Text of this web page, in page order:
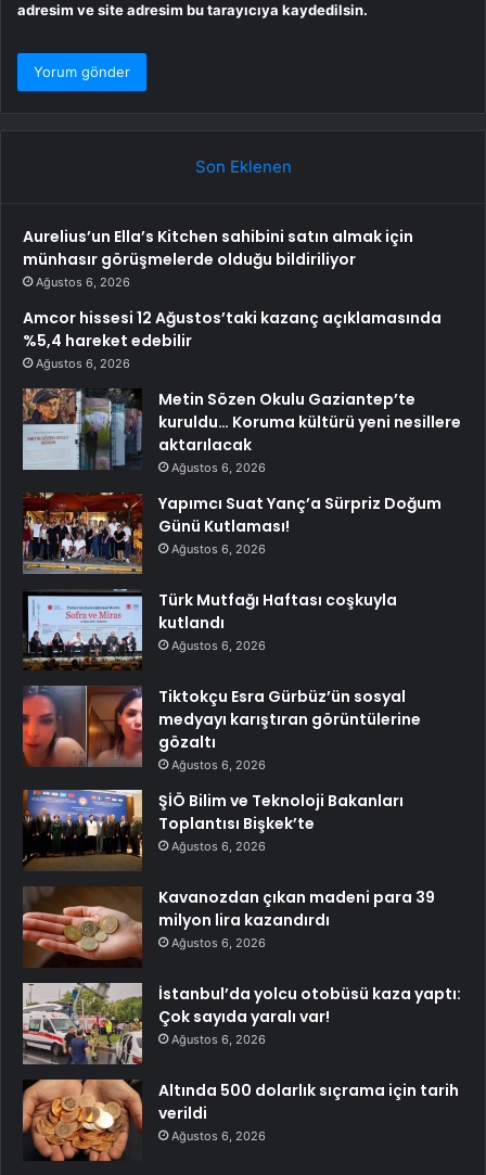
adresim ve site adresim bu tarayıcıya kaydedilsin.
Son Eklenen
Aurelius’un Ella’s Kitchen sahibini satın almak için
münhasır görüşmelerde olduğu bildiriliyor
Ağustos 6, 2026
Amcor hissesi 12 Ağustos’taki kazanç açıklamasında
%5,4 hareket edebilir
Ağustos 6, 2026
Metin Sözen Okulu Gaziantep’te
kuruldu… Koruma kültürü yeni nesillere
aktarılacak
Ağustos 6, 2026
Yapımcı Suat Yanç’a Sürpriz Doğum
Günü Kutlaması!
Ağustos 6, 2026
Türk Mutfağı Haftası coşkuyla
kutlandı
Ağustos 6, 2026
Tiktokçu Esra Gürbüz’ün sosyal
medyayı karıştıran görüntülerine
gözaltı
Ağustos 6, 2026
ŞİÖ Bilim ve Teknoloji Bakanları
Toplantısı Bişkek’te
Ağustos 6, 2026
Kavanozdan çıkan madeni para 39
milyon lira kazandırdı
Ağustos 6, 2026
İstanbul’da yolcu otobüsü kaza yaptı:
Çok sayıda yaralı var!
Ağustos 6, 2026
Altında 500 dolarlık sıçrama için tarih
verildi
Ağustos 6, 2026